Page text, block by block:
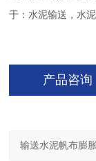
于：水泥输送，水
产品咨询